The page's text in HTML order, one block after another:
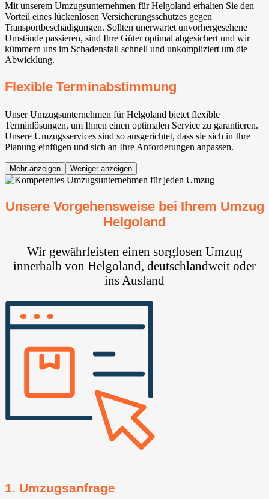
Mit unserem Umzugsunternehmen für Helgoland erhalten Sie den
Vorteil eines lückenlosen Versicherungsschutzes gegen
Transportbeschädigungen. Sollten unerwartet unvorhergesehene
Umstände passieren, sind Ihre Güter optimal abgesichert und wir
kümmern uns im Schadensfall schnell und unkompliziert um die
Abwicklung.
Flexible Terminabstimmung
Unser Umzugsunternehmen für Helgoland bietet flexible
Terminlösungen, um Ihnen einen optimalen Service zu garantieren.
Unsere Umzugsservices sind so ausgerichtet, dass sie sich in Ihre
Planung einfügen und sich an Ihre Anforderungen anpassen.
Mehr anzeigen Weniger anzeigen
Unsere Vorgehensweise bei Ihrem Umzug
Helgoland
Wir gewährleisten einen sorglosen Umzug
innerhalb von Helgoland, deutschlandweit oder
ins Ausland
1. Umzugsanfrage